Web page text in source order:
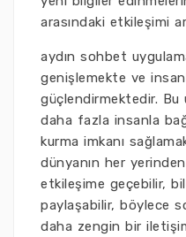
arasındaki etkileşimi
aydın sohbet
genişlemekte ve
güçlendirmektedir. Bu
daha fazla insanla
kurma imkanı
dünyanın her
etkileşime geçebilir,
paylaşabilir, böylece
daha zengin bir